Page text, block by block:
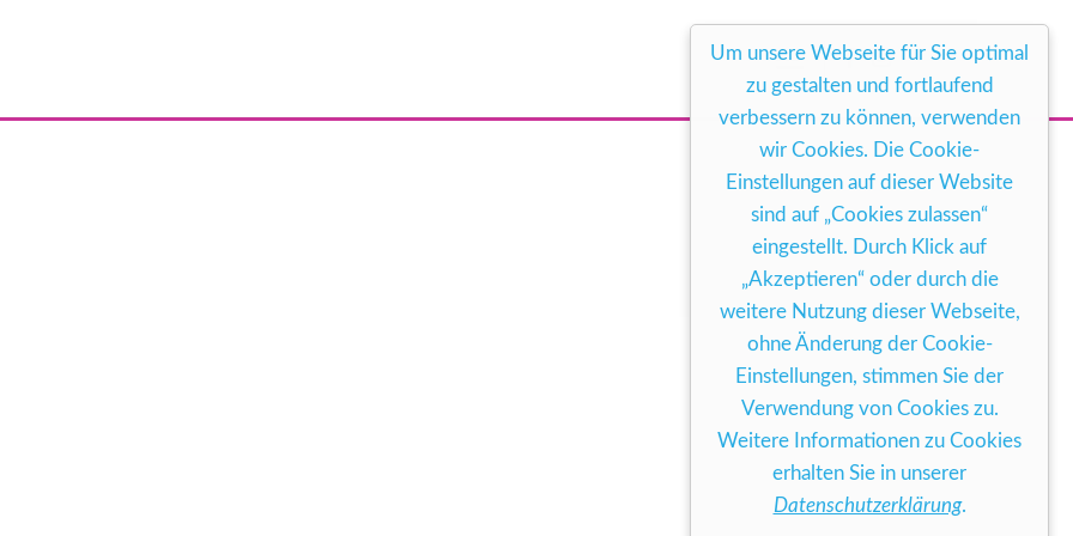
Um unsere Webseite für Sie optimal
zu gestalten und fortlaufend
verbessern zu können, verwenden
wir Cookies. Die Cookie-
Einstellungen auf dieser Website
sind auf „Cookies zulassen“
eingestellt. Durch Klick auf
„Akzeptieren“ oder durch die
weitere Nutzung dieser Webseite,
ohne Änderung der Cookie-
Einstellungen, stimmen Sie der
Verwendung von Cookies zu.
Weitere Informationen zu Cookies
erhalten Sie in unserer
Datenschutzerklärung.